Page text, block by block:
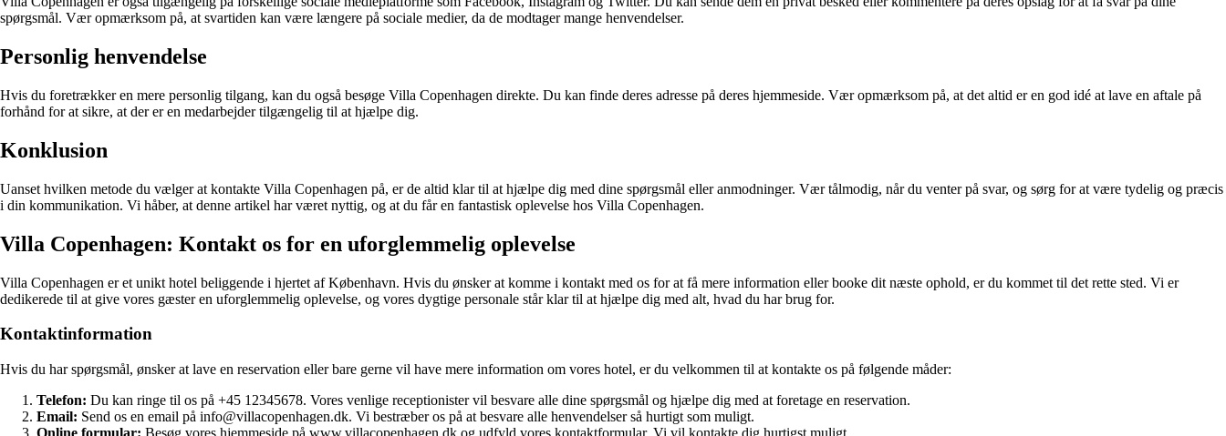
spørgsmål. Vær opmærksom på, at svartiden kan være længere på sociale medier, da de modtager mange henvendelser.
Personlig henvendelse
Hvis du foretrækker en mere personlig tilgang, kan du også besøge Villa Copenhagen direkte. Du kan finde deres adresse på deres hjemmeside. Vær opmærksom på, at det altid er en god idé at lave en aftale på
forhånd for at sikre, at der er en medarbejder tilgængelig til at hjælpe dig.
Konklusion
Uanset hvilken metode du vælger at kontakte Villa Copenhagen på, er de altid klar til at hjælpe dig med dine spørgsmål eller anmodninger. Vær tålmodig, når du venter på svar, og sørg for at være tydelig og præcis
i din kommunikation. Vi håber, at denne artikel har været nyttig, og at du får en fantastisk oplevelse hos Villa Copenhagen.
Villa Copenhagen: Kontakt os for en uforglemmelig oplevelse
Villa Copenhagen er et unikt hotel beliggende i hjertet af København. Hvis du ønsker at komme i kontakt med os for at få mere information eller booke dit næste ophold, er du kommet til det rette sted. Vi er
dedikerede til at give vores gæster en uforglemmelig oplevelse, og vores dygtige personale står klar til at hjælpe dig med alt, hvad du har brug for.
Kontaktinformation
Hvis du har spørgsmål, ønsker at lave en reservation eller bare gerne vil have mere information om vores hotel, er du velkommen til at kontakte os på følgende måder:
Telefon: Du kan ringe til os på +45 12345678. Vores venlige receptionister vil besvare alle dine spørgsmål og hjælpe dig med at foretage en reservation.
Email: Send os en email på info@villacopenhagen.dk. Vi bestræber os på at besvare alle henvendelser så hurtigt som muligt.
Online formular: Besøg vores hjemmeside på www.villacopenhagen.dk og udfyld vores kontaktformular. Vi vil kontakte dig hurtigst muligt.